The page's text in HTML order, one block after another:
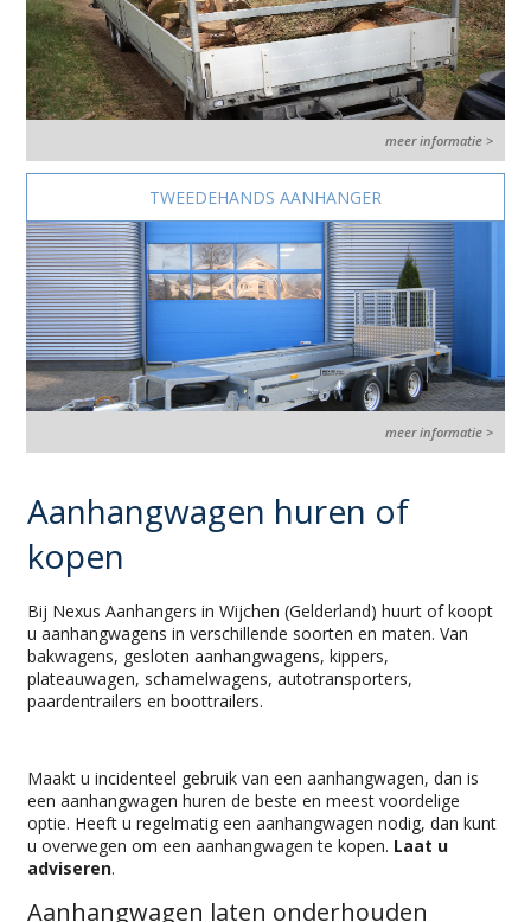
meer informatie >
TWEEDEHANDS AANHANGER
meer informatie >
Aanhangwagen huren of
kopen
Bij Nexus Aanhangers in Wijchen (Gelderland) huurt of koopt
u aanhangwagens in verschillende soorten en maten. Van
bakwagens, gesloten aanhangwagens, kippers,
plateauwagen, schamelwagens, autotransporters,
paardentrailers en boottrailers.
Maakt u incidenteel gebruik van een aanhangwagen, dan is
een aanhangwagen huren de beste en meest voordelige
optie. Heeft u regelmatig een aanhangwagen nodig, dan kunt
u overwegen om een aanhangwagen te kopen. Laat u
adviseren.
Aanhangwagen laten onderhouden